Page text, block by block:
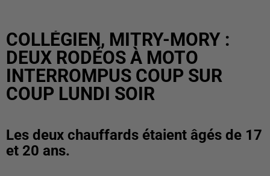
COLLÉGIEN, MITRY-MORY :
DEUX RODÉOS À MOTO
INTERROMPUS COUP SUR
COUP LUNDI SOIR
Les deux chauffards étaient âgés de 17
et 20 ans.